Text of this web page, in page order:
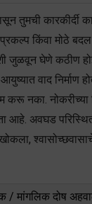
तुमची कारकीर्दी
किंवा मोठे
जुळवून घेणे कठीण
वाद निर्माण
करू नका. नोकरीच्या
आहे. अवघड
/ मांगलिक दोष